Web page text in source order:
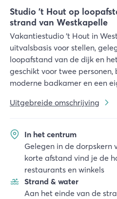
Studio 't Hout op
strand van Westkapelle
Vakantiestudio 't Hout in
uitvalsbasis voor stellen,
loopafstand van de dijk en
geschikt voor twee personen,
moderne badkamer en een
Uitgebreide omschrijving
In het centrum
Gelegen in de dorpskern
korte afstand vind je de
restaurants en winkels
Strand & water
Aan het einde van de